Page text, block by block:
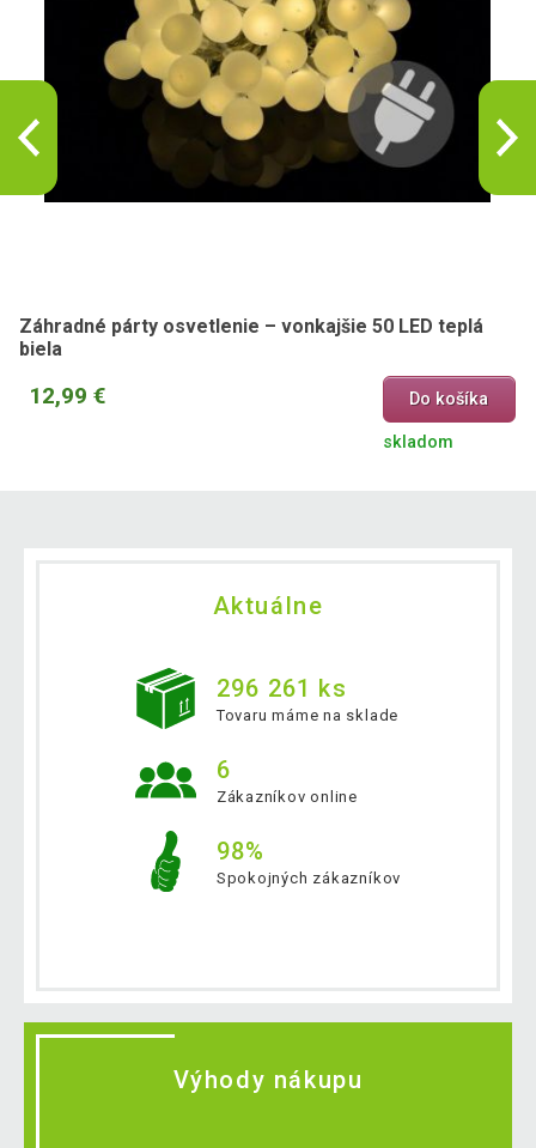
Záhradné párty osvetlenie – vonkajšie 50 LED teplá
biela
12,99 € Do košíka
skladom
Aktuálne
296 261 ks
Tovaru máme na sklade
6
Zákazníkov online
98%
Spokojných zákazníkov
Výhody nákupu